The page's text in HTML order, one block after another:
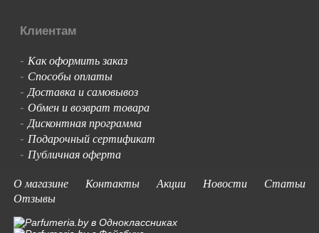
Клиентам
- Как оформить заказ
- Способы оплаты
-Доставка и самовывоз
- Обмен и возврат товара
-Дисконтная программа
- Подарочный сертификат
- Публичная оферта
О магазине
Контакты Акции Новости
Статьи
Отзывы